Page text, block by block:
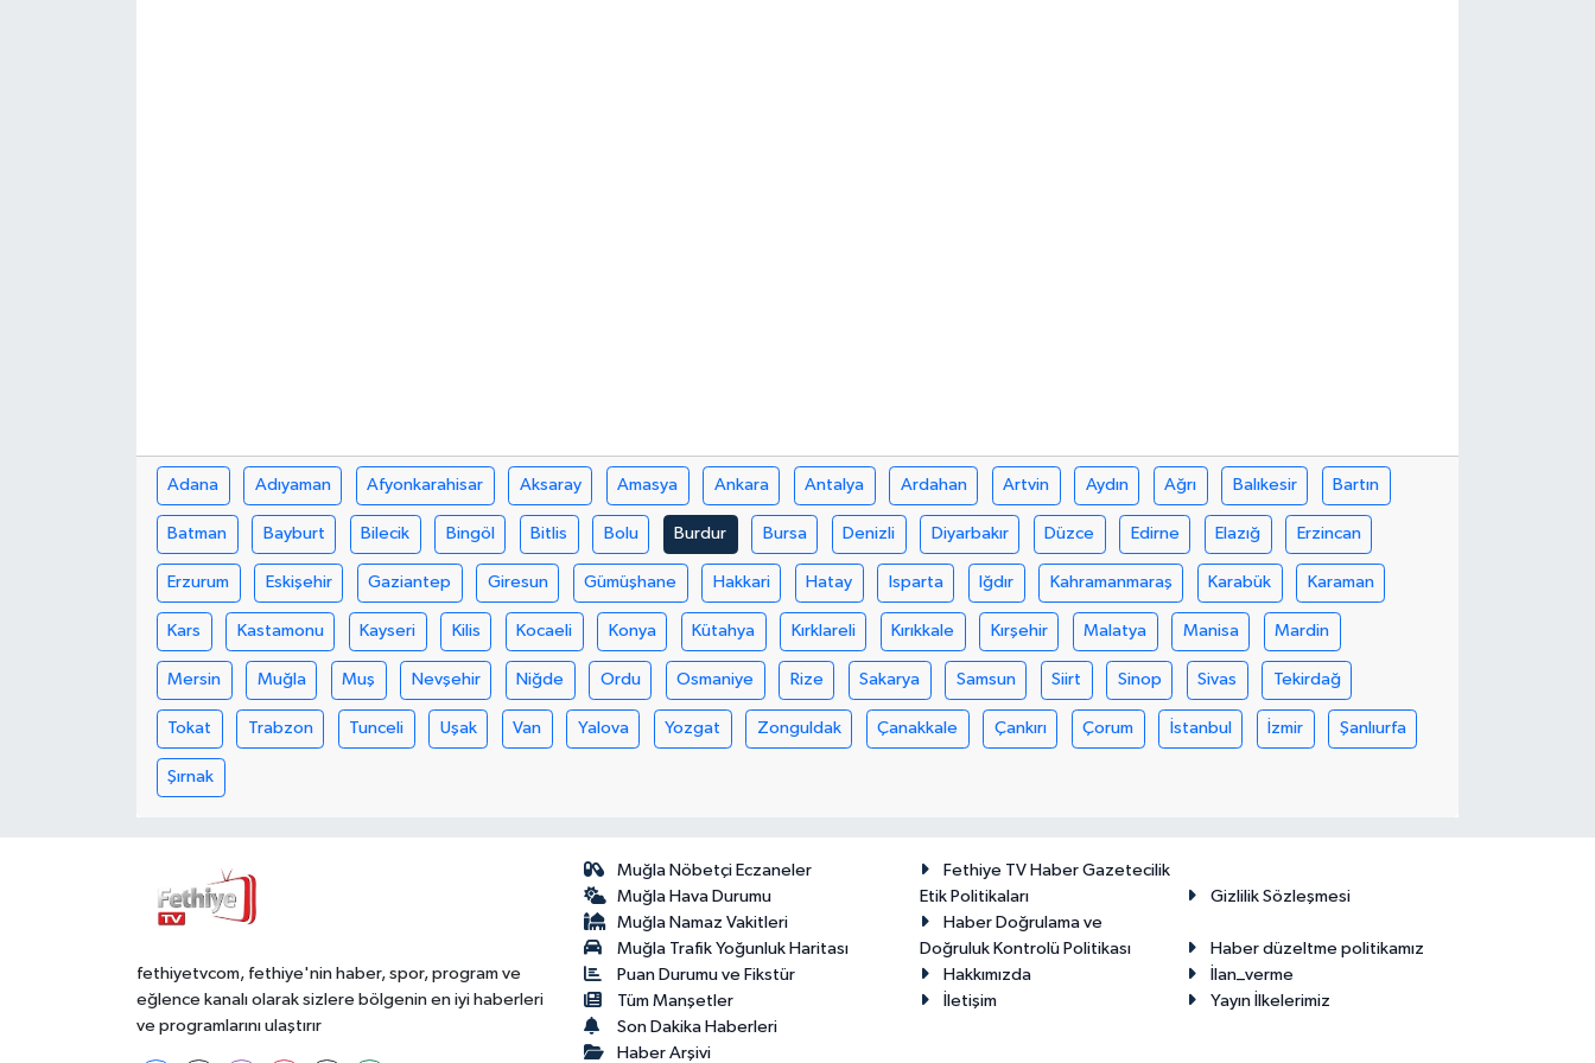
Adana Adıyaman Afyonkarahisar Aksaray Amasya Ankara Antalya Ardahan Artvin Aydın Ağrı Balıkesir Bartın
Batman Bayburt Bilecik Bingöl Bitlis Bolu Burdur Bursa Denizli Diyarbakır Düzce Edirne Elazığ Erzincan
Erzurum Eskişehir Gaziantep Giresun Gümüşhane Hakkari Hatay Isparta Iğdır Kahramanmaraş Karabük Karaman
Kars Kastamonu Kayseri Kilis Kocaeli Konya Kütahya Kırklareli Kırıkkale Kırşehir Malatya Manisa Mardin
Mersin Muğla Muş Nevşehir Niğde Ordu Osmaniye Rize Sakarya Samsun Siirt Sinop Sivas Tekirdağ
Tokat Trabzon Tunceli Uşak Van Yalova Yozgat Zonguldak Çanakkale Çankırı Çorum İstanbul İzmir Şanlıurfa
Şırnak
fethiyetvcom, fethiye'nin haber, spor, program ve
eğlence kanalı olarak sizlere bölgenin en iyi haberleri
ve programlarını ulaştırır
Muğla Nöbetçi Eczaneler
Muğla Hava Durumu
Muğla Namaz Vakitleri
Muğla Trafik Yoğunluk Haritası
Puan Durumu ve Fikstür
Tüm Manşetler
Son Dakika Haberleri
Haber Arşivi
Fethiye TV Haber Gazetecilik
Etik Politikaları
Gizlilik Sözleşmesi
Haber Doğrulama ve
Doğruluk Kontrolü Politikası
Haber düzeltme politikamız
Hakkımızda
İlan_verme
İletişim
Yayın İlkelerimiz